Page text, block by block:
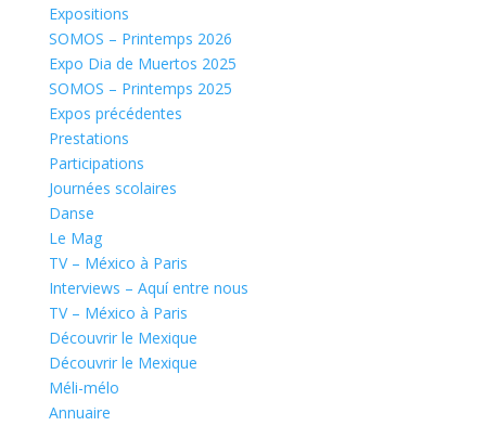
Expositions
SOMOS – Printemps 2026
Expo Dia de Muertos 2025
SOMOS – Printemps 2025
Expos précédentes
Prestations
Participations
Journées scolaires
Danse
Le Mag
TV – México à Paris
Interviews – Aquí entre nous
TV – México à Paris
Découvrir le Mexique
Découvrir le Mexique
Méli-mélo
Annuaire